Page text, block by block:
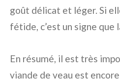
goût délicat et léger. Si
fétide, c’est un signe que
En résumé, il est très
viande de veau est